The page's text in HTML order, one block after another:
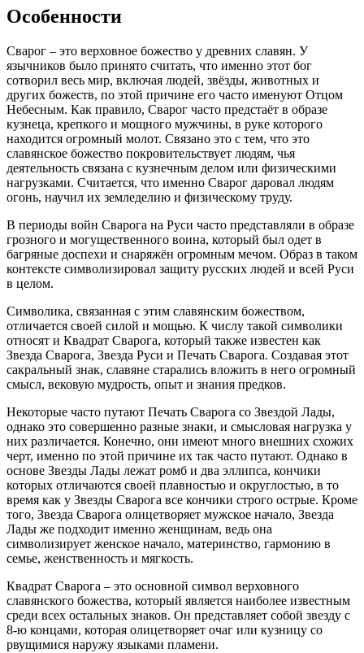
Особенности
Сварог – это верховное божество у древних славян. У
язычников было принято считать, что именно этот бог
сотворил весь мир, включая людей, звёзды, животных и
других божеств, по этой причине его часто именуют Отцом
Небесным. Как правило, Сварог часто предстаёт в образе
кузнеца, крепкого и мощного мужчины, в руке которого
находится огромный молот. Связано это с тем, что это
славянское божество покровительствует людям, чья
деятельность связана с кузнечным делом или физическими
нагрузками. Считается, что именно Сварог даровал людям
огонь, научил их земледелию и физическому труду.
В периоды войн Сварога на Руси часто представляли в образе
грозного и могущественного воина, который был одет в
багряные доспехи и снаряжён огромным мечом. Образ в таком
контексте символизировал защиту русских людей и всей Руси
в целом.
Символика, связанная с этим славянским божеством,
отличается своей силой и мощью. К числу такой символики
относят и Квадрат Сварога, который также известен как
Звезда Сварога, Звезда Руси и Печать Сварога. Создавая этот
сакральный знак, славяне старались вложить в него огромный
смысл, вековую мудрость, опыт и знания предков.
Некоторые часто путают Печать Сварога со Звездой Лады,
однако это совершенно разные знаки, и смысловая нагрузка у
них различается. Конечно, они имеют много внешних схожих
черт, именно по этой причине их так часто путают. Однако в
основе Звезды Лады лежат ромб и два эллипса, кончики
которых отличаются своей плавностью и округлостью, в то
время как у Звезды Сварога все кончики строго острые. Кроме
того, Звезда Сварога олицетворяет мужское начало, Звезда
Лады же подходит именно женщинам, ведь она
символизирует женское начало, материнство, гармонию в
семье, женственность и мягкость.
Квадрат Сварога – это основной символ верховного
славянского божества, который является наиболее известным
среди всех остальных знаков. Он представляет собой звезду с
8-ю концами, которая олицетворяет очаг или кузницу со
рвущимися наружу языками пламени.